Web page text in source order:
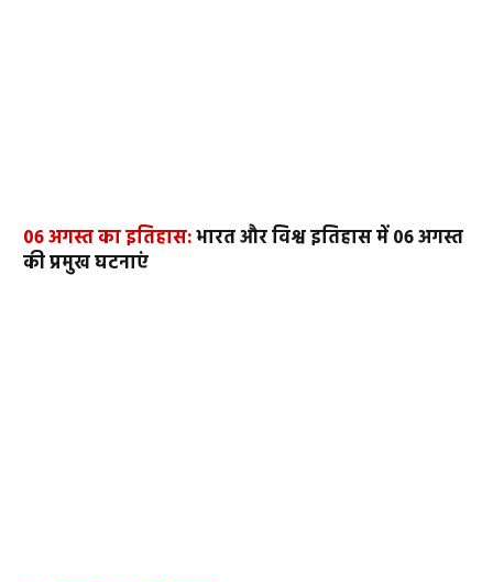
06 अगस्त का इतिहास:भारत और विश्व इतिहास में 06 अगस्त
की प्रमुख घटनाएं